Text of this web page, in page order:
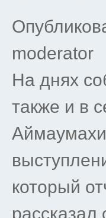
moderator
На днях
также и в
который
рассказал